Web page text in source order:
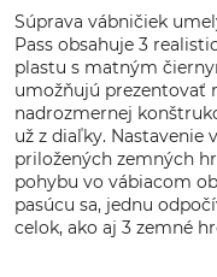
Súprava vábničiek
Pass obsahuje 3
plastu s matným
umožňujú prezentovať
nadrozmernej
už z diaľky. Nastavenie
priložených zemných
pohybu vo vábiacom
pasúcu sa, jednu
celok, ako aj 3 zemné